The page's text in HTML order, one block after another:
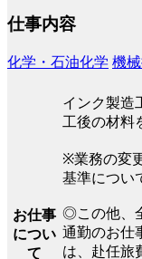
仕事内容
化学・石油化学 機
お仕事
につい
て
インク製造
工後の材料
※業務の変
基準につい
◎この他、
通勤のお仕
は、赴任旅